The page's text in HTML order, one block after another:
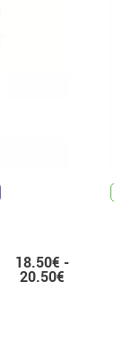
18.50€ -
20.50€